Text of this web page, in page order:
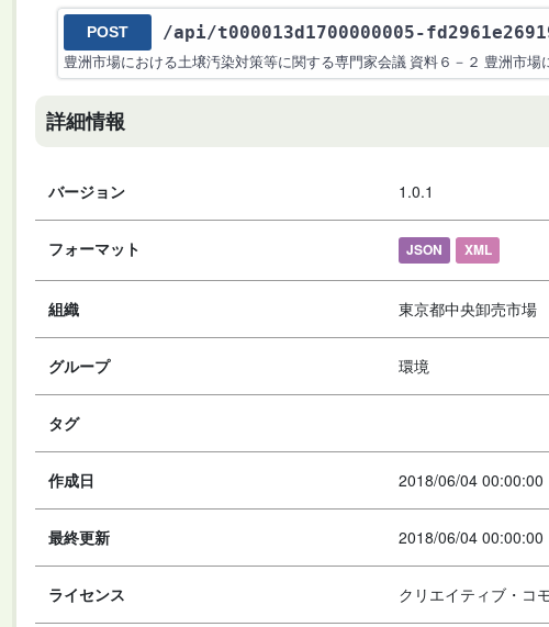
POST /api/t000013d1700000005-
豊洲市場における土壌汚染対策等に関する専門家会議 資料６－２ 豊洲市
詳細情報
バージョン 1.0.1
フォーマット JSON XML
組織 東京都中央卸売市場
グループ 環境
タグ
作成日 2018/06/04 00:00:00
最終更新 2018/06/04 00:00:00
ライセンス クリエイティブ・コ